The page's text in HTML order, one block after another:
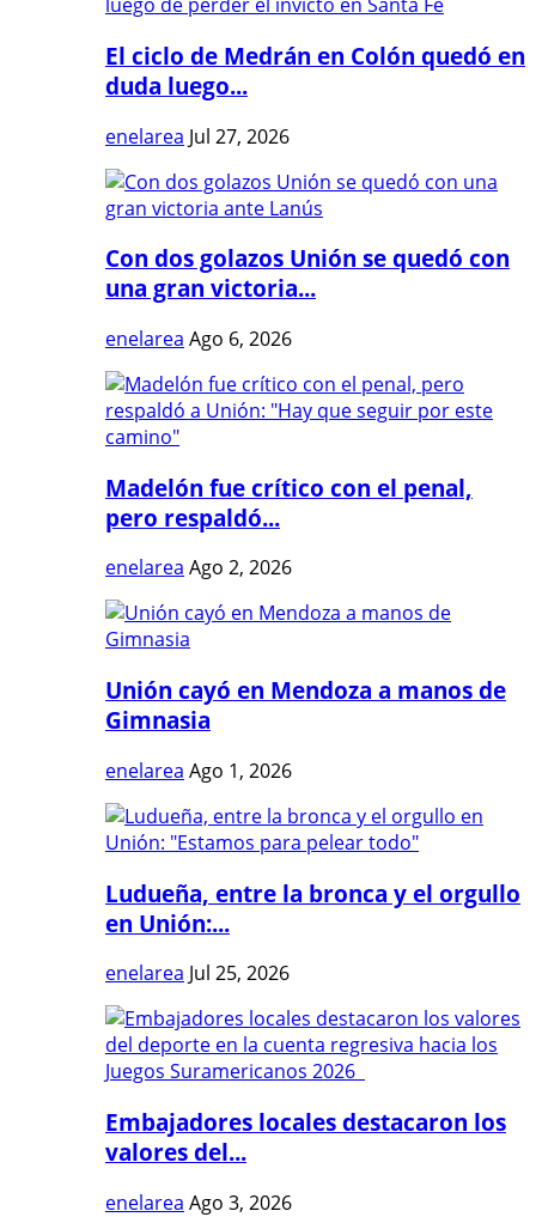
El ciclo de Medrán en Colón quedó en
duda luego...
enelarea Jul 27, 2026
Con dos golazos Unión se quedó con
una gran victoria...
enelarea Ago 6, 2026
Madelón fue crítico con el penal,
pero respaldó...
enelarea Ago 2, 2026
Unión cayó en Mendoza a manos de
Gimnasia
enelarea Ago 1, 2026
Ludueña, entre la bronca y el orgullo
en Unión:...
enelarea Jul 25, 2026
Embajadores locales destacaron los
valores del...
enelarea Ago 3, 2026